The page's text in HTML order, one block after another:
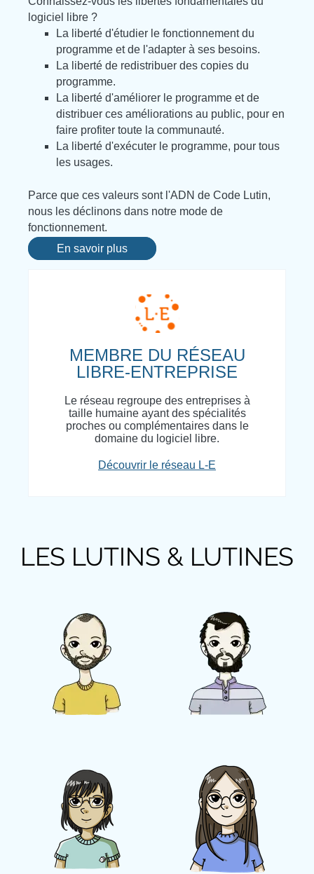
logiciel libre ?
La liberté d'étudier le fonctionnement du
programme et de l'adapter à ses besoins.
La liberté de redistribuer des copies du
programme.
La liberté d'améliorer le programme et de
distribuer ces améliorations au public, pour en
faire profiter toute la communauté.
La liberté d'exécuter le programme, pour tous
les usages.
Parce que ces valeurs sont l'ADN de Code Lutin,
nous les déclinons dans notre mode de
fonctionnement.
En savoir plus
MEMBRE DU RÉSEAU
LIBRE-ENTREPRISE
Le réseau regroupe des entreprises à
taille humaine ayant des spécialités
proches ou complémentaires dans le
domaine du logiciel libre.
Découvrir le réseau L-E
LES LUTINS & LUTINES